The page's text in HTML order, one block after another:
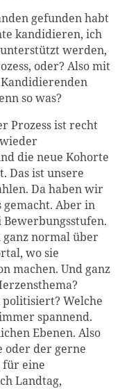
gefunden habt
kandidieren, ich
werden,
oder? Also mit
so was?
Prozess ist recht
die neue Kohorte
Das ist unsere
Da haben wir
gemacht. Aber in
ganz normal über
wo sie
machen. Und ganz
Welche
spannend.
Ebenen. Also
der gerne
eine
Landtag,